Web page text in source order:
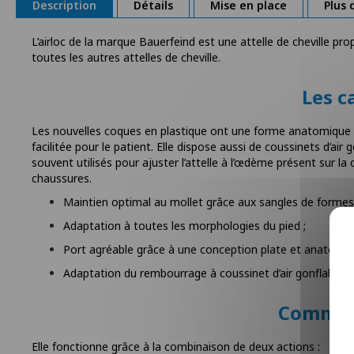
la
d’images
Description
L’airloc de la marque Bauerfeind est une attelle de cheville
toutes les autres attelles de cheville.
Les
Les nouvelles coques en plastique ont une forme
facilitée pour le patient. Elle dispose aussi de coussinets
souvent utilisés pour ajuster l’attelle à l’œdème présent sur
chaussures.
Maintien optimal au mollet grâce aux sangles de
Adaptation à toutes les morphologies du pied ;
Port agréable grâce à une conception plate et
Adaptation du rembourrage à coussinet d’air gonflable
Elle fonctionne grâce à la combinaison de deux actions :
Détails Mise en place Plus